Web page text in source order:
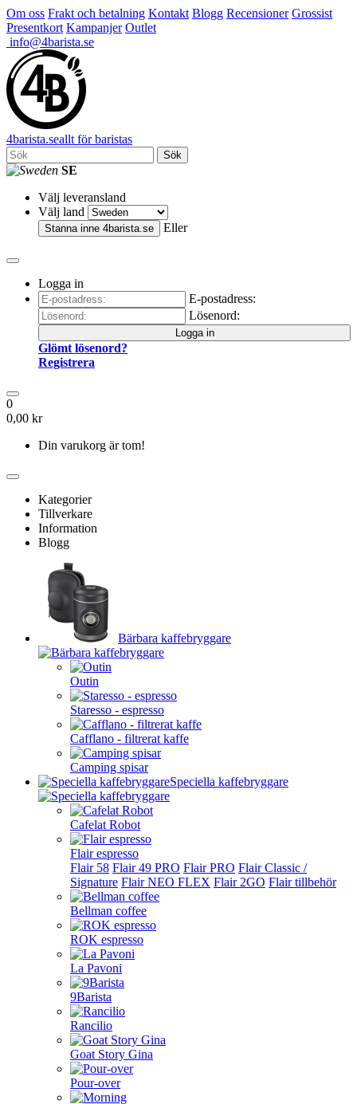
Om oss Frakt och betalning Kontakt Blogg Recensioner Grossist
Presentkort Kampanjer Outlet
info@4barista.se
4barista.seallt för baristas
Sök
SE
Välj leveransland
Välj land
Stanna inne 4barista.se Eller
Logga in
E-postadress:
Lösenord:
Logga in
Glömt lösenord?
Registrera
0
0,00 kr
Din varukorg är tom!
Kategorier
Tillverkare
Information
Blogg
Bärbara kaffebryggare
Outin
Staresso - espresso
Cafflano - filtrerat kaffe
Camping spisar
Speciella kaffebryggare
Cafelat Robot
Flair espresso
Flair 58 Flair 49 PRO Flair PRO Flair Classic /
Signature Flair NEO FLEX Flair 2GO Flair tillbehör
Bellman coffee
ROK espresso
La Pavoni
9Barista
Rancilio
Goat Story Gina
Pour-over